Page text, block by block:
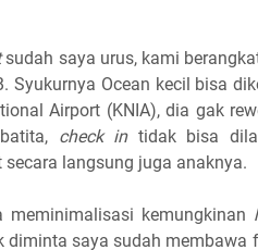
sudah saya urus, kami
Syukurnya Ocean kecil bisa
Airport (KNIA), dia gak
check intidak bisa
langsung juga anaknya.
kemungkinan
diminta saya sudah membawa